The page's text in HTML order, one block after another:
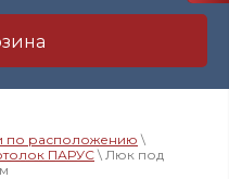
по расположению \
ПАРУС\ Люк под